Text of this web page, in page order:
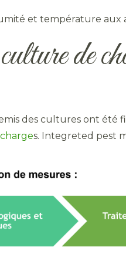
et température aux
de
des cultures ont été
s. Integreted pest